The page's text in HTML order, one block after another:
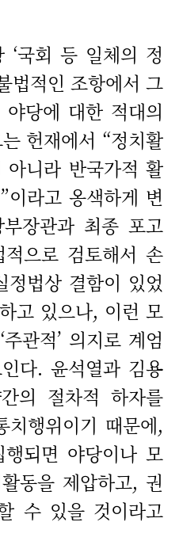
국회 등 일체의 정
법적인 조항에서 그
당에 대한 적대의
헌재에서 “정치활
니라 반국가적 활
라고 옹색하게 변
장관과 최종 포고
으로 검토해서 손
법상 결함이 있었
고 있으나, 이런 모
관적’ 의지로 계엄
다. 윤석열과 김용
의 절차적 하자를
행위이기 때문에,
되면 야당이나 모
동을 제압하고, 권
수 있을 것이라고